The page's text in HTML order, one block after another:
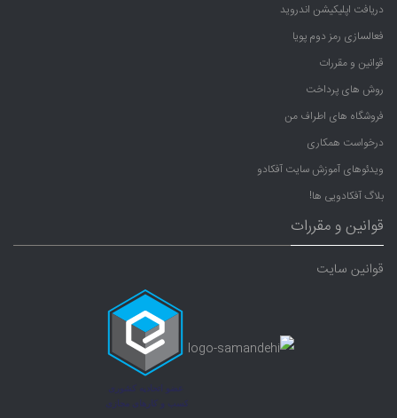
دریافت اپلیکیشن اندروید
فعالسازی رمز دوم پویا
قوانین و مقررات
روش های پرداخت
فروشگاه های اطراف من
درخواست همکاری
ویدئوهای آموزش سایت آفکادو
بلاگ آفکادویی ها!
قوانین و مقررات
قوانین سایت